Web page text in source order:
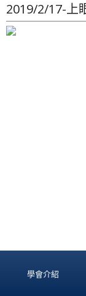
2019/2/17-上
學會介紹